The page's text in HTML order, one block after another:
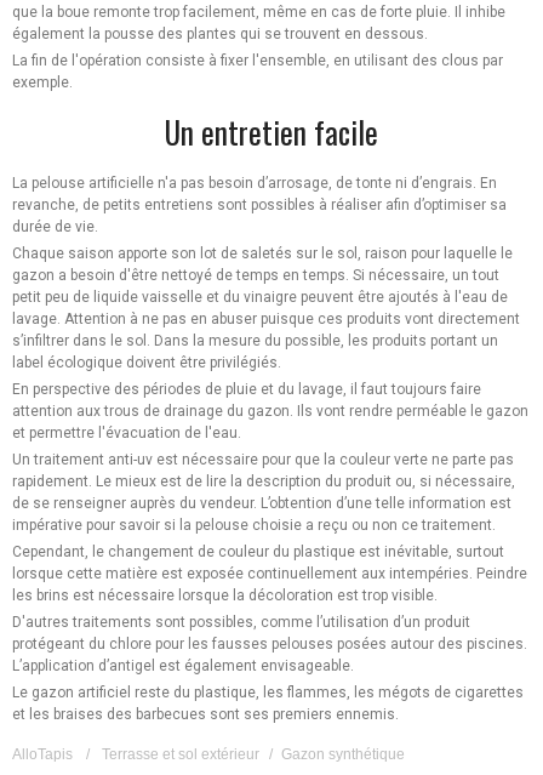
que la boue remonte trop facilement, même en cas de forte pluie. Il inhibe
également la pousse des plantes qui se trouvent en dessous.
La fin de l'opération consiste à fixer l'ensemble, en utilisant des clous par
exemple.
Un entretien facile
La pelouse artificielle n'a pas besoin d’arrosage, de tonte ni d’engrais. En
revanche, de petits entretiens sont possibles à réaliser afin d’optimiser sa
durée de vie.
Chaque saison apporte son lot de saletés sur le sol, raison pour laquelle le
gazon a besoin d'être nettoyé de temps en temps. Si nécessaire, un tout
petit peu de liquide vaisselle et du vinaigre peuvent être ajoutés à l'eau de
lavage. Attention à ne pas en abuser puisque ces produits vont directement
s’infiltrer dans le sol. Dans la mesure du possible, les produits portant un
label écologique doivent être privilégiés.
En perspective des périodes de pluie et du lavage, il faut toujours faire
attention aux trous de drainage du gazon. Ils vont rendre perméable le gazon
et permettre l'évacuation de l'eau.
Un traitement anti-uv est nécessaire pour que la couleur verte ne parte pas
rapidement. Le mieux est de lire la description du produit ou, si nécessaire,
de se renseigner auprès du vendeur. L’obtention d’une telle information est
impérative pour savoir si la pelouse choisie a reçu ou non ce traitement.
Cependant, le changement de couleur du plastique est inévitable, surtout
lorsque cette matière est exposée continuellement aux intempéries. Peindre
les brins est nécessaire lorsque la décoloration est trop visible.
D'autres traitements sont possibles, comme l’utilisation d’un produit
protégeant du chlore pour les fausses pelouses posées autour des piscines.
L’application d’antigel est également envisageable.
Le gazon artificiel reste du plastique, les flammes, les mégots de cigarettes
et les braises des barbecues sont ses premiers ennemis.
AlloTapis / Terrasse et sol extérieur / Gazon synthétique